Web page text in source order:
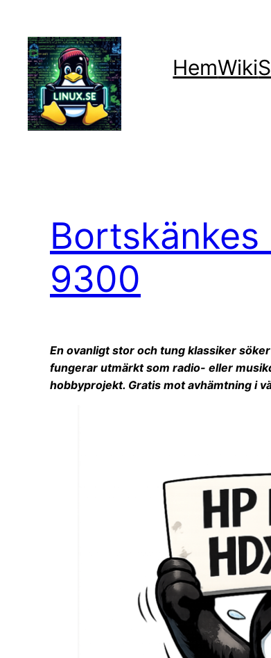
innehåll
HemWiki
Bortskänkes
9300
En ovanligt stor och tung klassiker
fungerar utmärkt som radio- eller
hobbyprojekt. Gratis mot avhämtning i